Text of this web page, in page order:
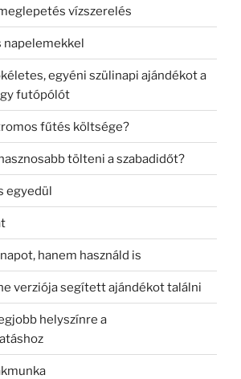
vízszerelés
napelemekkel
egyéni szülinapi ajándékot a
futópólót
fűtés költsége?
tölteni a szabadidőt?
egyedül
hanem használd is
verziója segített ajándékot találni
helyszínre a